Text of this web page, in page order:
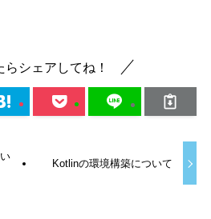
らシェアしてね！
Kotlinの環境構築について